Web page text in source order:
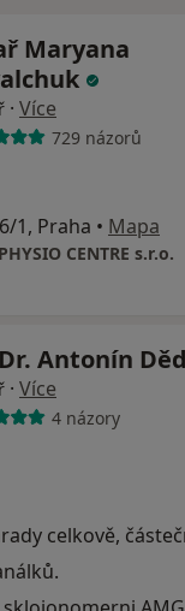
Maryana
· Více
729 názorů
1, Praha • Mapa
CENTRE s.r.o.
Antonín
· Více
4 názory
celkově,